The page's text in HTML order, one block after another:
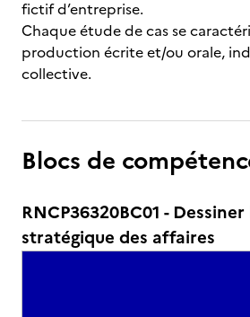
fictif d’entreprise.
Chaque étude de cas se
production écrite et/ou orale,
collective.
Blocs de
RNCP36320BC01 -
stratégique des affaires